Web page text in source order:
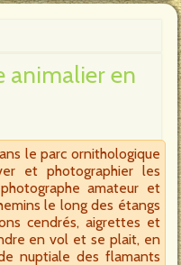
animalier en
le parc ornithologique
et photographier les
amateur et
le long des étangs
cendrés, aigrettes et
en vol et se plait, en
nuptiale des flamants